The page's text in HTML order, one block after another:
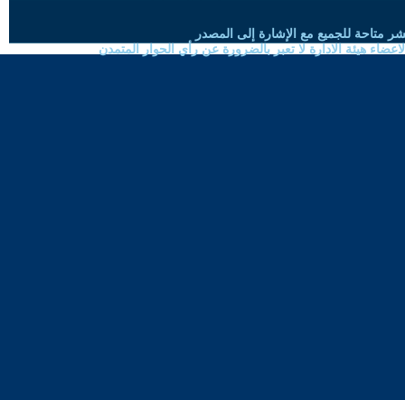
متاحة للجميع مع الإشارة إلى المصدر
هيئة الادارة لا تعبر بالضرورة عن رأي الحوار المتمدن